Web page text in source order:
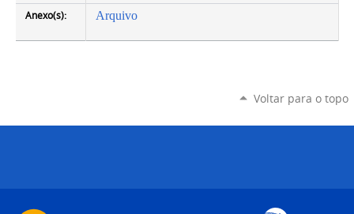
Anexo(s):
Arquivo
Voltar para o topo